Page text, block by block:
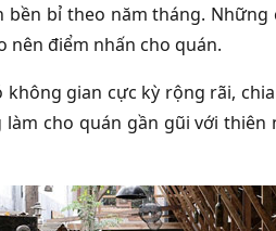
bền bỉ theo năm tháng. Những
nên điểm nhấn cho quán.
không gian cực kỳ rộng rãi,
làm cho quán gần gũi với